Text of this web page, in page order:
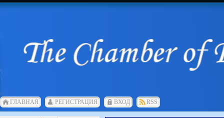
ГЛАВНАЯ РЕГИСТРАЦИЯ ВХОД RSS